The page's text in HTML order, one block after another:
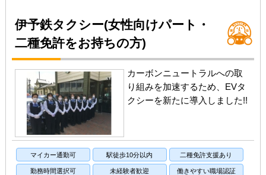
伊予鉄タクシー(女性向けパート・
二種免許をお持ちの方)
カーボンニュートラルへの取
り組みを加速するため、EVタ
クシーを新たに導入しました!!
マイカー通勤可 駅徒歩10分以内 二種免許支援あり
勤務時間選択可 未経験者歓迎 働きやすい職場認証